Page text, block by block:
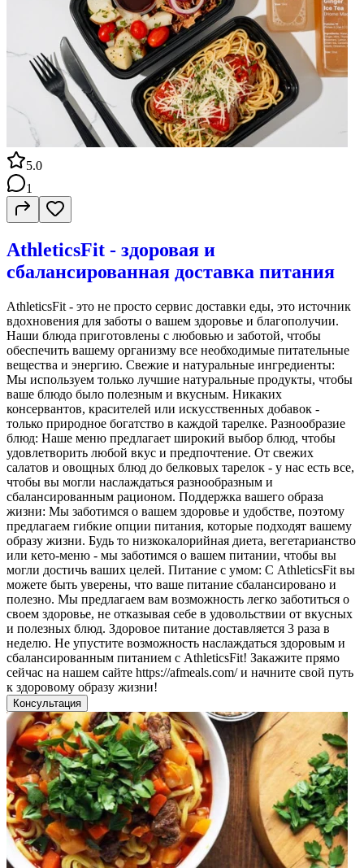
5.0
1
AthleticsFit - здоровая и
сбалансированная доставка питания
AthleticsFit - это не просто сервис доставки еды, это источник
вдохновения для заботы о вашем здоровье и благополучии.
Наши блюда приготовлены с любовью и заботой, чтобы
обеспечить вашему организму все необходимые питательные
вещества и энергию. Свежие и натуральные ингредиенты:
Мы используем только лучшие натуральные продукты, чтобы
ваше блюдо было полезным и вкусным. Никаких
консервантов, красителей или искусственных добавок -
только природное богатство в каждой тарелке. Разнообразие
блюд: Наше меню предлагает широкий выбор блюд, чтобы
удовлетворить любой вкус и предпочтение. От свежих
салатов и овощных блюд до белковых тарелок - у нас есть все,
чтобы вы могли наслаждаться разнообразным и
сбалансированным рационом. Поддержка вашего образа
жизни: Мы заботимся о вашем здоровье и удобстве, поэтому
предлагаем гибкие опции питания, которые подходят вашему
образу жизни. Будь то низкокалорийная диета, вегетарианство
или кето-меню - мы заботимся о вашем питании, чтобы вы
могли достичь ваших целей. Питание с умом: С AthleticsFit вы
можете быть уверены, что ваше питание сбалансировано и
полезно. Мы предлагаем вам возможность легко заботиться о
своем здоровье, не отказывая себе в удовольствии от вкусных
и полезных блюд. Здоровое питание доставляется 3 раза в
неделю. Не упустите возможность наслаждаться здоровым и
сбалансированным питанием с AthleticsFit! Закажите прямо
сейчас на нашем сайте https://afmeals.com/ и начните свой путь
к здоровому образу жизни!
Консультация